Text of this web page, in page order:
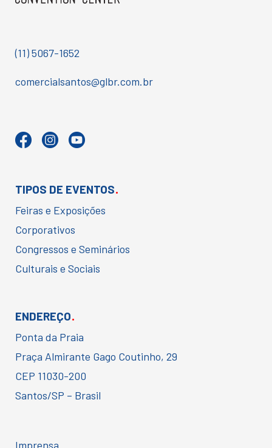
(11) 5067-1652
comercialsantos@glbr.com.br
TIPOS DE EVENTOS.
Feiras e Exposições
Corporativos
Congressos e Seminários
Culturais e Sociais
ENDEREÇO.
Ponta da Praia
Praça Almirante Gago Coutinho, 29
CEP 11030-200
Santos/SP – Brasil
Imprensa